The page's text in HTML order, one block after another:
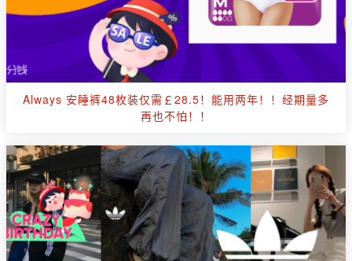
Always 安睡裤48枚装仅需￡28.5！能用两年！！经期量多
再也不怕！！